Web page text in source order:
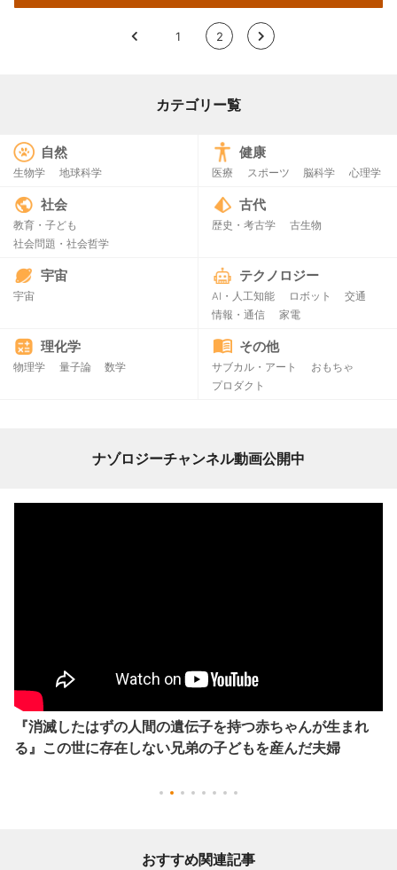
< 1 2 >
カテゴリー覧
自然
生物学 地球科学
健康
医療 スポーツ 脳科学 心理学
社会
教育・子ども
社会問題・社会哲学
古代
歴史・考古学 古生物
宇宙
宇宙
テクノロジー
AI・人工知能 ロボット
交通
情報・通信
家電
理化学
物理学 量子論 数学
その他
サブカル・アート
おもちゃ
プロダクト
ナゾロジーチャンネル動画公開中
『消滅したはずの人間の遺伝子を持つ赤ちゃんが生まれ
る』この世に存在しない兄弟の子どもを産んだ夫婦
おすすめ関連記事